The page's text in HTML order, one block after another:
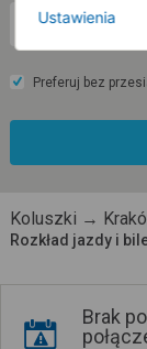
wt. 11 sie.
Preferuj bez
Koluszki →
Rozkład jazdy i
Brak
Ustawienia